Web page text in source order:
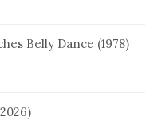
Belly Dance (1978)